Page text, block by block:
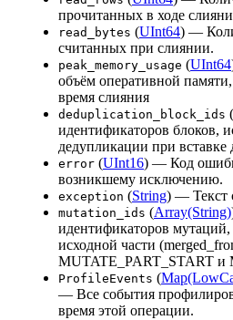
прочитанных в ходе
read_bytes (UInt64) —
считанных при слиянии.
peak_memory_usage (UInt64
объём оперативной
время слияния
deduplication_block_ids (
идентификаторов блоков,
дедупликации при вставке
error (UInt16) — Код
возникшему исключению.
exception (String) — Текст
mutation_ids (Array(String)
идентификаторов
исходной части
MUTATE_PART_START и
ProfileEvents (
— Все события
время этой операции.